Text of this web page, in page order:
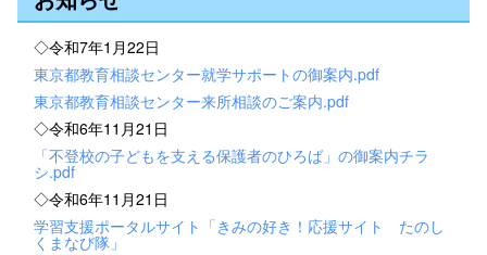
◇令和7年1月22日
東京都教育相談センター就学サポートの御案内.pdf
東京都教育相談センター来所相談のご案内.pdf
◇令和6年11月21日
「不登校の子どもを支える保護者のひろば」の御案内チラ
シ.pdf
◇令和6年11月21日
学習支援ポータルサイト「きみの好き！応援サイト たのし
くまなび隊」